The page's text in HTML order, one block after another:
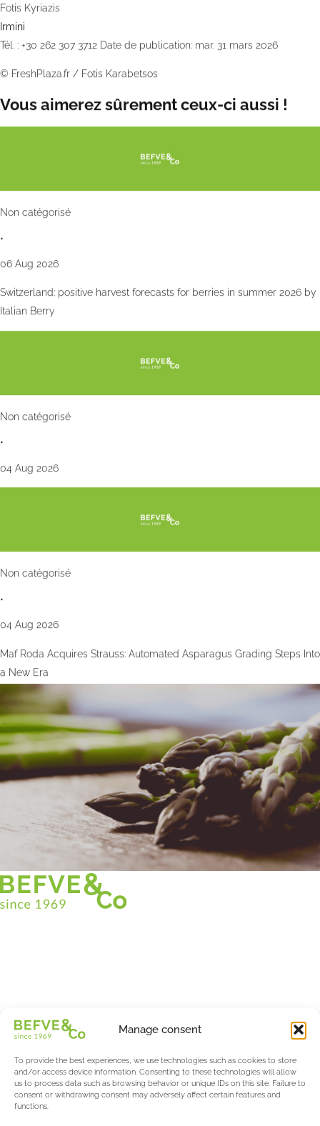
Manage consent
To provide the best experiences, we use technologies such as cookies to store
and/or access device information. Consenting to these technologies will allow
us to process data such as browsing behavior or unique IDs on this site. Failure to
consent or withdrawing consent may adversely affect certain features and
functions.
Fotis Kyriazis
Irmini
Tél. : +30 262 307 3712 Date de publication: mar. 31 mars 2026
© FreshPlaza.fr / Fotis Karabetsos
Vous aimerez sûrement ceux-ci aussi !
Non catégorisé
•
06 Aug 2026
Switzerland: positive harvest forecasts for berries in summer 2026 by
Italian Berry
Non catégorisé
•
04 Aug 2026
Non catégorisé
•
04 Aug 2026
Maf Roda Acquires Strauss: Automated Asparagus Grading Steps Into
a New Era
About us
Partners
Actualités & Evènements